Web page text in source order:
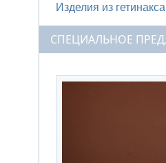
Изделия из гетинакса
СПЕЦИАЛЬНОЕ